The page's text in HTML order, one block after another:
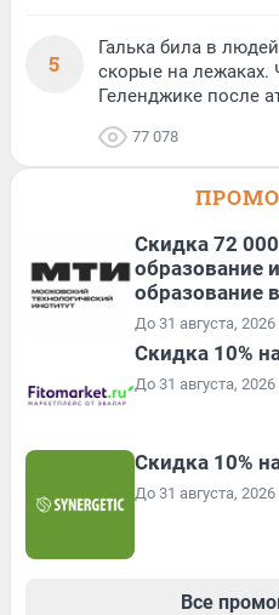
5
Галька била в
скорые на лежаках.
Геленджике после
77 078
Скидка 72
образование
образование
До 31 августа, 2026
Скидка 10%
До 31 августа, 2026
Скидка 10%
До 31 августа, 2026
Все